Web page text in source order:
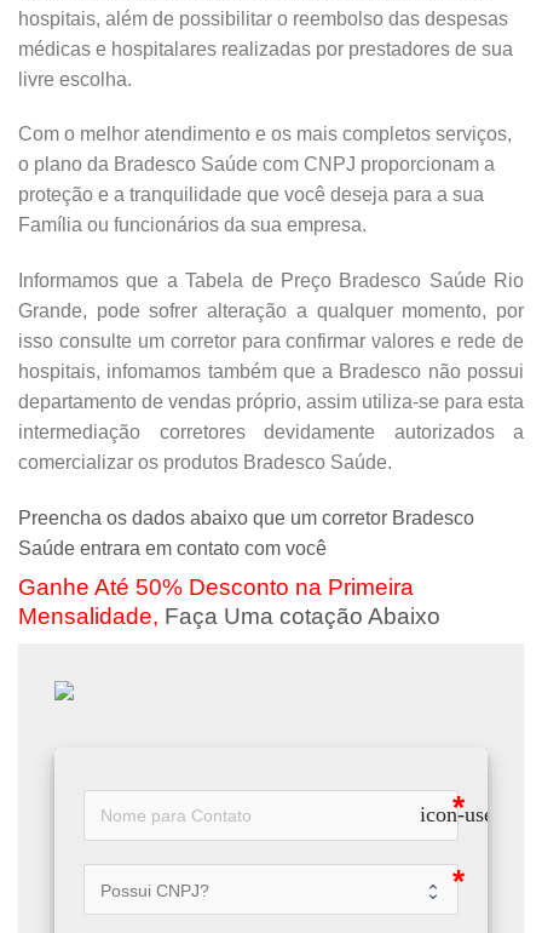
hospitais, além de possibilitar o reembolso das despesas
médicas e hospitalares realizadas por prestadores de sua
livre escolha.
Com o melhor atendimento e os mais completos serviços,
o plano da Bradesco Saúde com CNPJ proporcionam a
proteção e a tranquilidade que você deseja para a sua
Família ou funcionários da sua empresa.
Informamos que a Tabela de Preço Bradesco Saúde Rio
Grande, pode sofrer alteração a qualquer momento, por
isso consulte um corretor para confirmar valores e rede de
hospitais, infomamos também que a Bradesco não possui
departamento de vendas próprio, assim utiliza-se para esta
intermediação corretores devidamente autorizados a
comercializar os produtos Bradesco Saúde.
Preencha os dados abaixo que um corretor Bradesco
Saúde entrara em contato com você
Ganhe Até 50% Desconto na Primeira
Mensalidade, Faça Uma cotação Abaixo
icon-user